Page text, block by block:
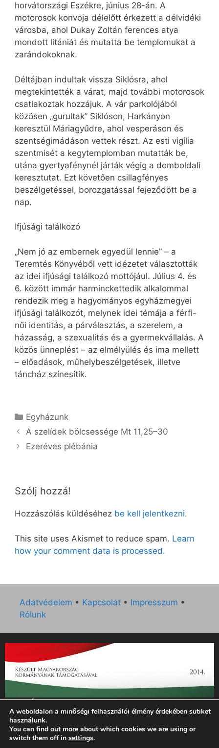
horvátországi Eszékre, június 28-án. A
motorosok konvoja délelőtt érkezett a délvidéki
városba, ahol Dukay Zoltán ferences atya
mondott litániát és mutatta be templomukat a
zarándokoknak.
Déltájban indultak vissza Siklósra, ahol
megtekintették a várat, majd további motorosok
csatlakoztak hozzájuk. A vár parkolójából
közösen „gurultak” Siklóson, Harkányon
keresztül Máriagyűdre, ahol vesperáson és
szentségimádáson vettek részt. Az esti vigília
szentmisét a kegytemplomban mutatták be,
utána gyertyafénynél járták végig a domboldali
keresztutat. Ezt követően csillagfényes
beszélgetéssel, borozgatással fejeződött be a
nap.
Ifjúsági találkozó
„Nem jó az embernek egyedül lennie” – a
Teremtés Könyvéből vett idézetet választották
az idei ifjúsági találkozó mottójául. Július 4. és
6. között immár harminckettedik alkalommal
rendezik meg a hagyományos egyházmegyei
ifjúsági találkozót, melynek idei témája a férfi-
női identitás, a párválasztás, a szerelem, a
házasság, a szexualitás és a gyermekvállalás. A
közös ünneplést – az elmélyülés és ima mellett
– előadások, műhelybeszélgetések, illetve
táncház színesítik.
Kategória
Egyházunk
A szelídek bölcsessége Mt 11,25–30
Ezeréves plébánia
Szólj hozzá!
Hozzászólás küldéséhez be kell jelentkezni.
This site uses Akismet to reduce spam. Learn
how your comment data is processed.
Adatvédelem • Kapcsolat • Impresszum •
Rólunk
„Az Új Ember katolikus hetilap 2014. évi működésének
támogatását az EGYH-KCP-14-P-0121 sz. támogatási
szerződés keretében 3 000 000 Ft összegben támogatta az
Emberi Erőforrások Minisztériuma.”
A weboldalon a minőségi felhasználói élmény érdekében sütiket
használunk.
You can find out more about which cookies we are using or
switch them off in settings.